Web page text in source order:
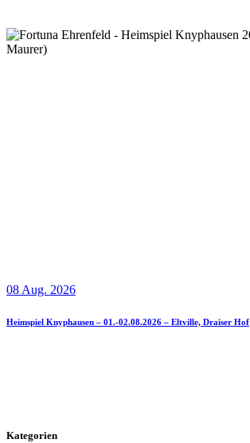
08 Aug. 2026
Heimspiel Knyphausen – 01.-02.08.2026 – Eltville, Draiser Hof
Kategorien